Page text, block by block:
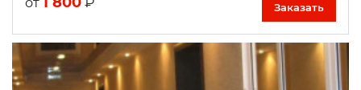
Заказать